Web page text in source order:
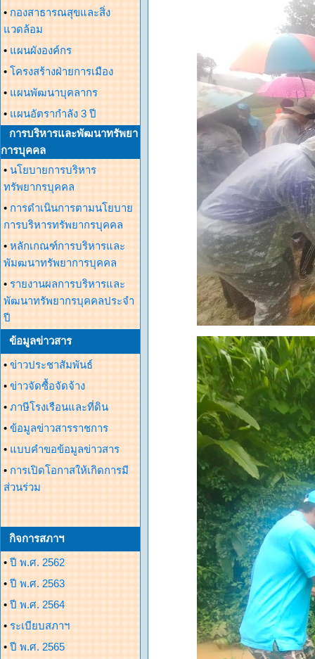
• กองสาธารณสุขและสิ่ง
แวดล้อม
• แผนผังองค์กร
• โครงสร้างฝ่ายการเมือง
• แผนพัฒนาบุคลากร
• แผนอัตรากำลัง 3 ปี
การบริหารและพัฒนาทรัพยา
การบุคคล
• นโยบายการบริหาร
ทรัพยากรบุคคล
• การดำเนินการตามนโยบาย
การบริหารทรัพยากรบุคคล
• หลักเกณฑ์การบริหารและ
พัมฒนาทรัพยาการบุคคล
• รายงานผลการบริหารและ
พัฒนาทรัพยากรบุคคลประจำ
ปี
ข้อมูลข่าวสาร
• ข่าวประชาสัมพันธ์
• ข่าวจัดซื้อจัดจ้าง
• ภาษีโรงเรือนและที่ดิน
• ข้อมูลข่าวสารราชการ
• แบบคำขอข้อมูลข่าวสาร
• การเปิดโอกาสให้เกิดการมี
ส่วนร่วม
กิจการสภาฯ
• ปี พ.ศ. 2562
• ปี พ.ศ. 2563
• ปี พ.ศ. 2564
• ระเบียบสภาฯ
• ปี พ.ศ. 2565